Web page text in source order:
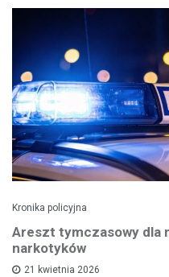
Kronika policyjna
Areszt tymczasowy dla
narkotyków
21 kwietnia 2026